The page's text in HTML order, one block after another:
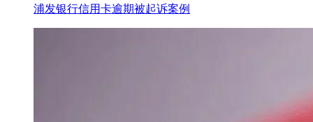
浦发银行信用卡逾期被起诉案例